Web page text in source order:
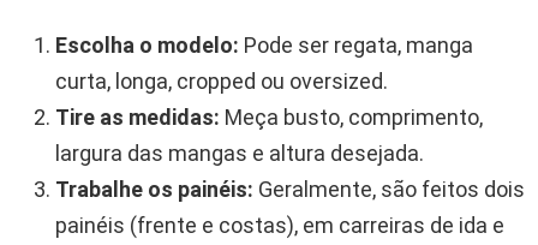
Escolha o modelo: Pode ser regata, manga
curta, longa, cropped ou oversized.
Tire as medidas: Meça busto, comprimento,
largura das mangas e altura desejada.
Trabalhe os painéis: Geralmente, são feitos dois
painéis (frente e costas), em carreiras de ida e